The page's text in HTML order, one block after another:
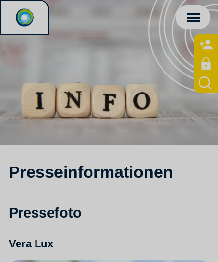
Presseinformationen
Pressefoto
Vera Lux